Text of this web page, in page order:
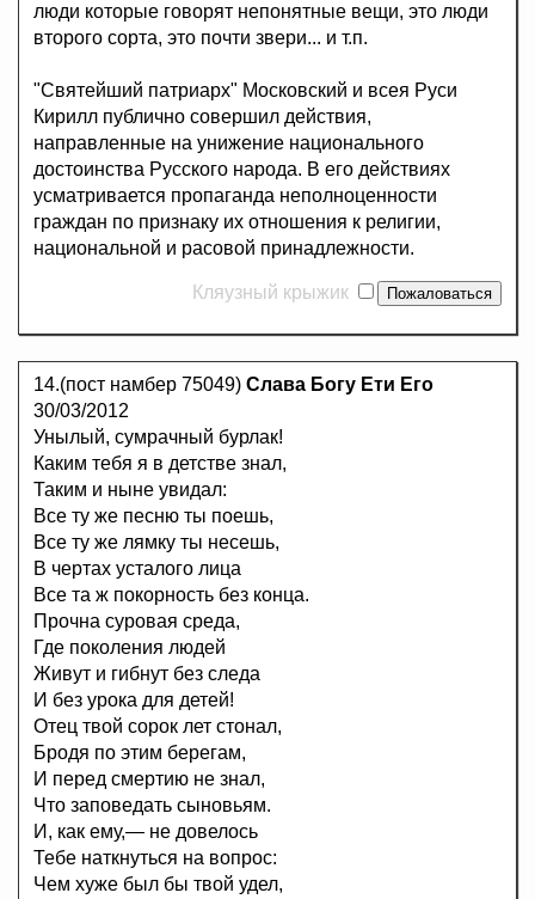
люди которые говорят непонятные вещи, это люди
второго сорта, это почти звери... и т.п.
"Святейший патриарх" Московский и всея Руси
Кирилл публично совершил действия,
направленные на унижение национального
достоинства Русского народа. В его действиях
усматривается пропаганда неполноценности
граждан по признаку их отношения к религии,
национальной и расовой принадлежности.
Кляузный крыжик
14.(пост намбер 75049) Слава Богу Ети Его
30/03/2012
Унылый, сумрачный бурлак!
Каким тебя я в детстве знал,
Таким и ныне увидал:
Все ту же песню ты поешь,
Все ту же лямку ты несешь,
В чертах усталого лица
Все та ж покорность без конца.
Прочна суровая среда,
Где поколения людей
Живут и гибнут без следа
И без урока для детей!
Отец твой сорок лет стонал,
Бродя по этим берегам,
И перед смертию не знал,
Что заповедать сыновьям.
И, как ему,— не довелось
Тебе наткнуться на вопрос:
Чем хуже был бы твой удел,